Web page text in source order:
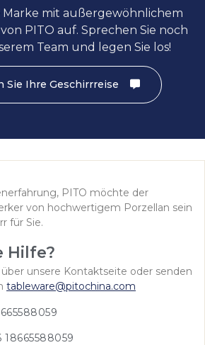
Marke mit außergewöhnlichem
PITO auf. Sprechen Sie noch
Team und legen Sie los!
Sie Ihre Geschirrreise
PITO möchte der
von hochwertigem Porzellan sein
für Sie.
Hilfe?
unsere Kontaktseite oder senden
tableware@pitochina.com